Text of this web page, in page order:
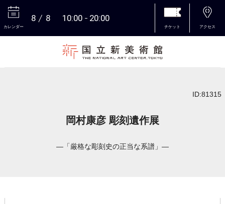
カレンダー
8 8 10:00 20:00
チケット アクセス
ID:81315
岡村康彦 彫刻遺作展
―「厳格な彫刻史の正当な系譜」―